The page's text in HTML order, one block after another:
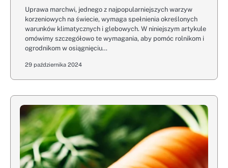
Uprawa marchwi, jednego z najpopularniejszych warzyw
korzeniowych na świecie, wymaga spełnienia określonych
warunków klimatycznych i glebowych. W niniejszym artykule
omówimy szczegółowo te wymagania, aby pomóc rolnikom i
ogrodnikom w osiągnięciu…
29 października 2024